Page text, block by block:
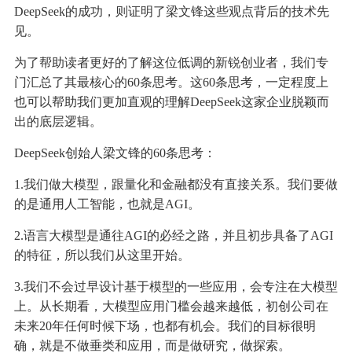
DeepSeek的成功，则证明了梁文锋这些观点背后的技术先
见。
为了帮助读者更好的了解这位低调的新锐创业者，我们专
门汇总了其最核心的60条思考。这60条思考，一定程度上
也可以帮助我们更加直观的理解DeepSeek这家企业脱颖而
出的底层逻辑。
DeepSeek创始人梁文锋的60条思考：
1.我们做大模型，跟量化和金融都没有直接关系。我们要做
的是通用人工智能，也就是AGI。
2.语言大模型是通往AGI的必经之路，并且初步具备了AGI
的特征，所以我们从这里开始。
3.我们不会过早设计基于模型的一些应用，会专注在大模型
上。从长期看，大模型应用门槛会越来越低，初创公司在
未来20年任何时候下场，也都有机会。我们的目标很明
确，就是不做垂类和应用，而是做研究，做探索。